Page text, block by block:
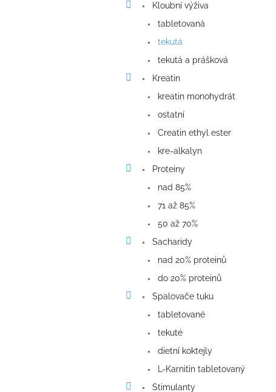
Kloubní výživa
tabletovaná
tekutá
tekutá a prášková
Kreatin
kreatin monohydrát
ostatní
Creatin ethyl ester
kre-alkalyn
Proteiny
nad 85%
71 až 85%
50 až 70%
Sacharidy
nad 20% proteinů
do 20% proteinů
Spalovače tuku
tabletované
tekuté
dietní koktejly
L-Karnitin tabletovaný
Stimulanty